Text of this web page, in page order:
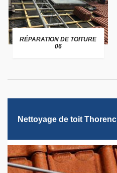
RÉPARATION DE TOITURE
06
Nettoyage de toit Thorenc